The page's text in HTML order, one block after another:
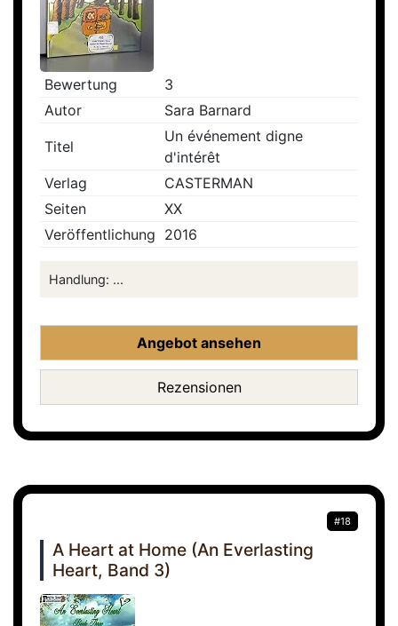
Bewertung
3
Autor
Sara Barnard
Titel
Un événement digne
d'intérêt
Verlag
CASTERMAN
Seiten
XX
Veröffentlichung 2016
Handlung: ...
Angebot ansehen
Rezensionen
#18
A Heart at Home (An Everlasting
Heart, Band 3)